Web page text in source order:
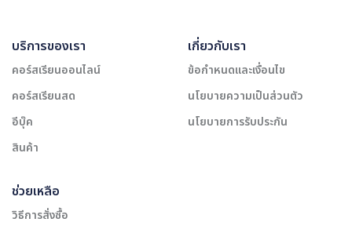
บริการของเรา
คอร์สเรียนออนไลน์
คอร์สเรียนสด
อีบุ๊ค
สินค้า
เกี่ยวกับเรา
ข้อกำหนดและเงื่อนไข
นโยบายความเป็นส่วนตัว
นโยบายการรับประกัน
ช่วยเหลือ
วิธีการสั่งซื้อ